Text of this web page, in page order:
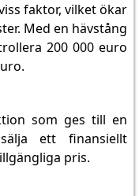
faktor, vilket ökar
Med en hävstång
200 000 euro
som ges till en
ett finansiellt
pris.